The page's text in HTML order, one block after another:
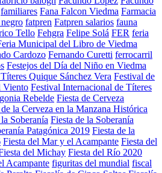
familiares Fana Falcon Viedma Farmacia
fatpren Fatpren salarios fauna
Tello Fehgra Felipe Solá FER feria
Municipal del Libro de Viedma
Cardozo Fernando Curetti ferrocarril
Festejos del Día del Niño en Viedma
Quique Sánchez Vera Festival de
Viento Festival Internacional de Títeres
Rebelde Fiesta de Cerveza
la Cerveza en la Manzana Histórica
Soberanía Fiesta de la Soberanía
Patagónica 2019 Fiesta de la
Fiesta del Mar y el Acampante Fiesta del
del Michay Fiesta del Río 2020
Acampante figuritas del mundial fiscal